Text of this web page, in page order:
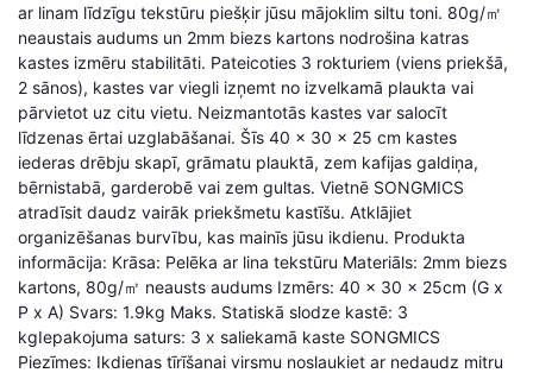
ar linam līdzīgu tekstūru piešķir jūsu mājoklim siltu toni. 80g/㎡
neaustais audums un 2mm biezs kartons nodrošina katras
kastes izmēru stabilitāti. Pateicoties 3 rokturiem (viens priekšā,
2 sānos), kastes var viegli izņemt no izvelkamā plaukta vai
pārvietot uz citu vietu. Neizmantotās kastes var salocīt
līdzenas ērtai uzglabāšanai. Šīs 40 x 30 x 25 cm kastes
iederas drēbju skapī, grāmatu plauktā, zem kafijas galdiņa,
bērnistabā, garderobē vai zem gultas. Vietnē SONGMICS
atradīsit daudz vairāk priekšmetu kastīšu. Atklājiet
organizēšanas burvību, kas mainīs jūsu ikdienu. Produkta
informācija: Krāsa: Pelēka ar lina tekstūru Materiāls: 2mm biezs
kartons, 80g/㎡ neausts audums Izmērs: 40 x 30 x 25cm (G x
P x A) Svars: 1.9kg Maks. Statiskā slodze kastē: 3
kgIepakojuma saturs: 3 x saliekamā kaste SONGMICS
Piezīmes: Ikdienas tīrīšanai virsmu noslaukiet ar nedaudz mitru